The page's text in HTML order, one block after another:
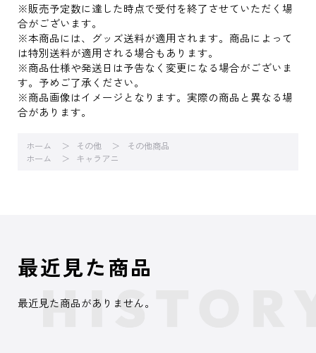
※販売予定数に達した時点で受付を終了させていただく場
合がございます。
※本商品には、グッズ送料が適用されます。商品によって
は特別送料が適用される場合もあります。
※商品仕様や発送日は予告なく変更になる場合がございま
す。予めご了承ください。
※商品画像はイメージとなります。実際の商品と異なる場
合があります。
ホーム その他
その他商品
ホーム
キャラアニ
最近見た商品
最近見た商品がありません。